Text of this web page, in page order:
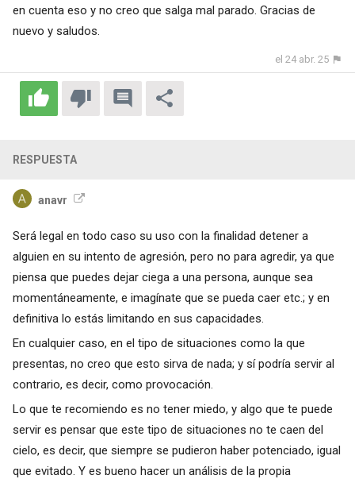
en cuenta eso y no creo que salga mal parado. Gracias de
nuevo y saludos.
el 24 abr. 25
RESPUESTA
anavr
Será legal en todo caso su uso con la finalidad detener a
alguien en su intento de agresión, pero no para agredir, ya que
piensa que puedes dejar ciega a una persona, aunque sea
momentáneamente, e imagínate que se pueda caer etc.; y en
definitiva lo estás limitando en sus capacidades.
En cualquier caso, en el tipo de situaciones como la que
presentas, no creo que esto sirva de nada; y sí podría servir al
contrario, es decir, como provocación.
Lo que te recomiendo es no tener miedo, y algo que te puede
servir es pensar que este tipo de situaciones no te caen del
cielo, es decir, que siempre se pudieron haber potenciado, igual
que evitado. Y es bueno hacer un análisis de la propia